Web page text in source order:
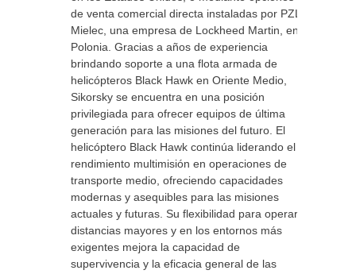
de venta comercial directa instaladas por PZL
Mielec, una empresa de Lockheed Martin, en
Polonia. Gracias a años de experiencia
brindando soporte a una flota armada de
helicópteros Black Hawk en Oriente Medio,
Sikorsky se encuentra en una posición
privilegiada para ofrecer equipos de última
generación para las misiones del futuro. El
helicóptero Black Hawk continúa liderando el
rendimiento multimisión en operaciones de
transporte medio, ofreciendo capacidades
modernas y asequibles para las misiones
actuales y futuras. Su flexibilidad para operar a
distancias mayores y en los entornos más
exigentes mejora la capacidad de
supervivencia y la eficacia general de las